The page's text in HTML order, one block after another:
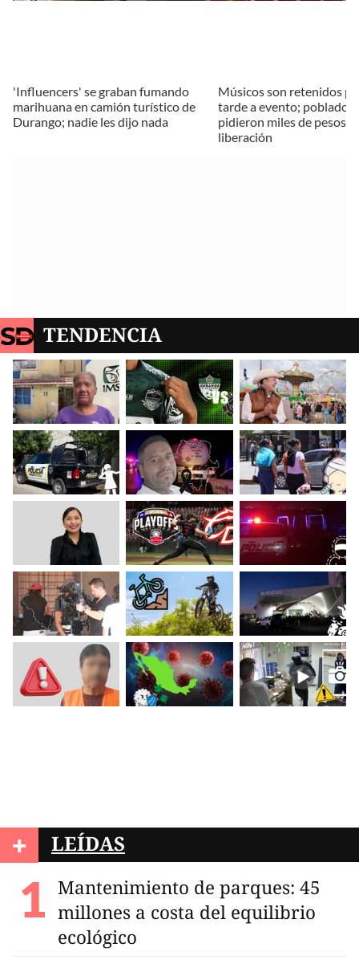
'Influencers' se graban fumando
marihuana en camión turístico de
Durango; nadie les dijo nada
Músicos son retenidos
tarde a evento;
pidieron miles de pesos
liberación
TENDENCIA
+ LEÍDAS
Mantenimiento de parques: 45
millones a costa del equilibrio
ecológico